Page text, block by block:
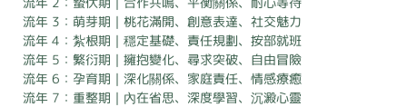
流年 3：萌芽期｜桃花滿開、創意表達、社交魅力
流年 4：紮根期｜穩定基礎、責任規劃、按部就班
流年 5：繁衍期｜擁抱變化、尋求突破、自由冒險
流年 6：孕育期｜深化關係、家庭責任、情感療癒
流年 7：重整期｜內在省思、深度學習、沉澱心靈